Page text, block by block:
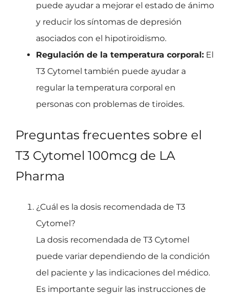
puede ayudar a mejorar el estado de ánimo
y reducir los síntomas de depresión
asociados con el hipotiroidismo.
Regulación de la temperatura corporal: El
T3 Cytomel también puede ayudar a
regular la temperatura corporal en
personas con problemas de tiroides.
Preguntas frecuentes sobre el
T3 Cytomel 100mcg de LA
Pharma
¿Cuál es la dosis recomendada de T3
Cytomel?
La dosis recomendada de T3 Cytomel
puede variar dependiendo de la condición
del paciente y las indicaciones del médico.
Es importante seguir las instrucciones de